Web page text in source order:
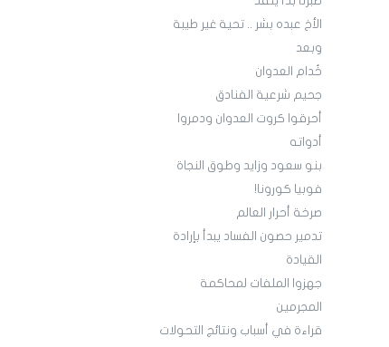
الأخ عبده بشر .. تحية غير طيبة
وبعد
خُدام العدوان
جحيم شرعية الفنادق
أحرقوا كروت العدوان ودمروا
أدواته
بنو سعود وزايد وطوق النجاة
فوبيا كورونا!
صرخة أحرار العالم
تدمير حصون الفساد يبدأ بإرادة
القيادة
جهزوا الملفات لمحاكمة
المجرمين
قراءة في أسباب ونتائج التحولات